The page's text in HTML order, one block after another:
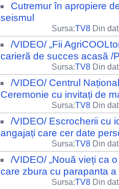
Cutremur în apropiere
seismul
Sursa:TV8 Din
/VIDEO/ „Fii
carieră de succes acasă /
Sursa:TV8 Din
/VIDEO/ Centrul
Ceremonie cu invitați de
Sursa:TV8 Din
/VIDEO/ Escrocherii cu
angajați care cer date
Sursa:TV8 Din
/VIDEO/ „Nouă vieți ca
care zbura cu parapanta
Sursa:TV8 Din